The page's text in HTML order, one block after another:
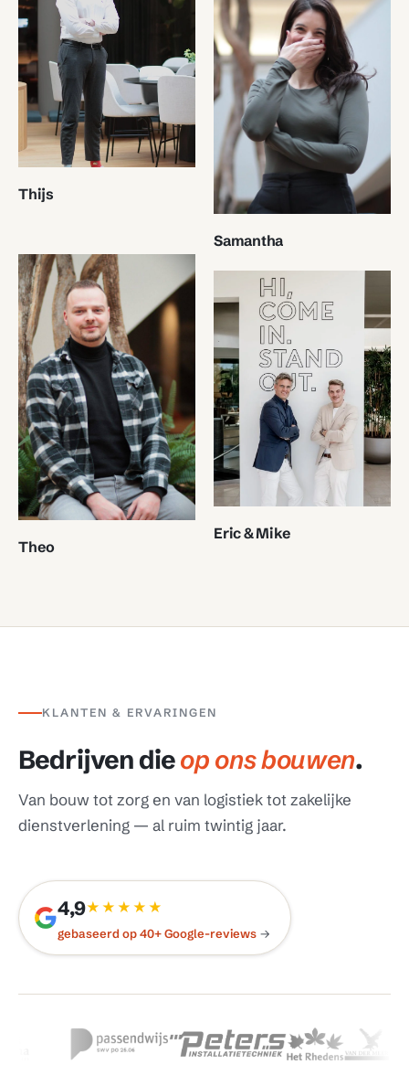
Thijs
Samantha
Theo
Eric & Mike
KLANTEN & ERVARINGEN
Bedrijven dieop ons bouwen.
Van bouw tot zorg en van logistiek tot zakelijke
dienstverlening — al ruim twintig jaar.
4,9★★★★★
gebaseerd op 40+ Google-reviews →